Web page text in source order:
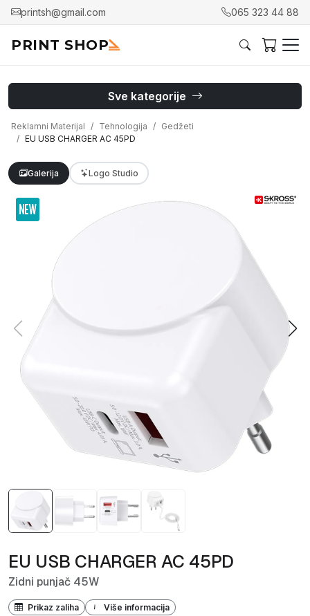
printsh@gmail.com 065 323 44 88
PRINT SHOP
Sve kategorije
Reklamni Materijal Tehnologija
Gedžeti
EU USB CHARGER AC 45PD
Galerija Logo Studio
EU USB CHARGER AC 45PD
Zidni punjač 45W
Prikaz zaliha Više informacija